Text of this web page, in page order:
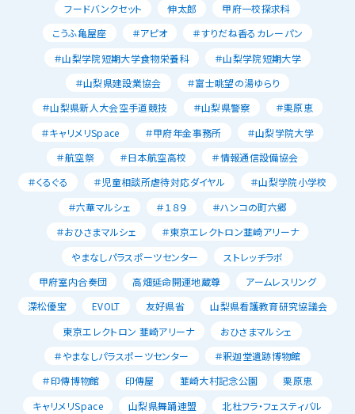
フードバンクセット
伸太郎
甲府一校探求科
こうふ亀屋座
＃アピオ
＃すりだね香るカレーパン
＃山梨学院短期大学食物栄養科
＃山梨学院短期大学
＃山梨県建設業協会
＃富士眺望の湯ゆらり
＃山梨県新人大会空手道競技
＃山梨県警察
＃栗原恵
＃キャリメリSpace
＃甲府年金事務所
＃山梨学院大学
＃航空祭
＃日本航空高校
＃情報通信設備協会
＃くるぐる
＃児童相談所虐待対応ダイヤル
＃山梨学院小学校
＃六華マルシェ
＃１８９
＃ハンコの町六郷
＃おひさまマルシェ
＃東京エレクトロン韮崎アリーナ
やまなしパラスポーツセンター
ストレッチラボ
甲府室内合奏団
高畑延命開運地蔵尊
アームレスリング
深松優宝
EVOLT 友好県省
山梨県看護教育研究協議会
東京エレクトロン 韮崎アリーナ
おひさまマルシェ
＃やまなしパラスポーツセンター
＃釈迦堂遺跡博物館
＃印傳博物館
印傳屋 韮崎大村記念公園
栗原恵
キャリメリSpace
山梨県舞踊連盟
北杜フラ・フェスティバル